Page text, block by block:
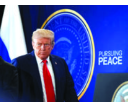
აფრიკის ქვეყნები ამერიკულ
დოლარზე უარს ამბობენ